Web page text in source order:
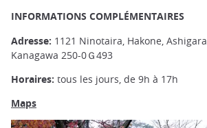
INFORMATIONS COMPLÉMENTAIRES
Adresse: 1121 Ninotaira, Hakone,
Kanagawa 250-0Ｇ493
Horaires: tous les jours, de 9h à 17h
Maps